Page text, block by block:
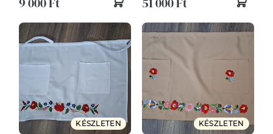
KÉSZLETEN KÉSZLETEN